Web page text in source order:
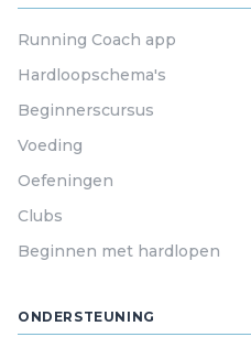
Running Coach app
Hardloopschema's
Beginnerscursus
Voeding
Oefeningen
Clubs
Beginnen met hardlopen
ONDERSTEUNING